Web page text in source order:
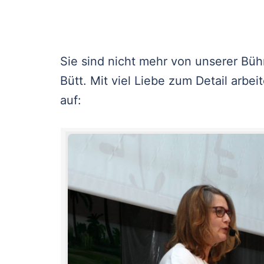
Sie sind nicht mehr von unserer
Bütt. Mit viel Liebe zum Detail
auf: